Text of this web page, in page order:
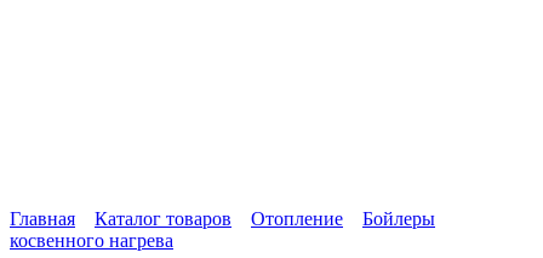
Главная Каталог товаров Отопление
Бойлеры
косвенного нагрева